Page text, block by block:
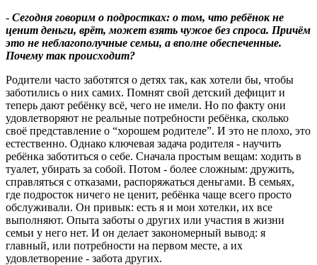
- Сегодня говорим о подростках: о том, что ребёнок не
ценит деньги, врёт, может взять чужое без спроса. Причём
это не неблагополучные семьи, а вполне обеспеченные.
Почему так происходит?
Родители часто заботятся о детях так, как хотели бы, чтобы
заботились о них самих. Помнят свой детский дефицит и
теперь дают ребёнку всё, чего не имели. Но по факту они
удовлетворяют не реальные потребности ребёнка, сколько
своё представление о “хорошем родителе”. И это не плохо, это
естественно. Однако ключевая задача родителя - научить
ребёнка заботиться о себе. Сначала простым вещам: ходить в
туалет, убирать за собой. Потом - более сложным: дружить,
справляться с отказами, распоряжаться деньгами. В семьях,
где подросток ничего не ценит, ребёнка чаще всего просто
обслуживали. Он привык: есть я и мои хотелки, их все
выполняют. Опыта заботы о других или участия в жизни
семьи у него нет. И он делает закономерный вывод: я
главный, или потребности на первом месте, а их
удовлетворение - забота других.